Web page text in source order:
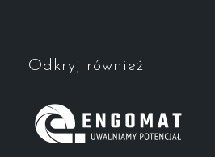
Odkryj również